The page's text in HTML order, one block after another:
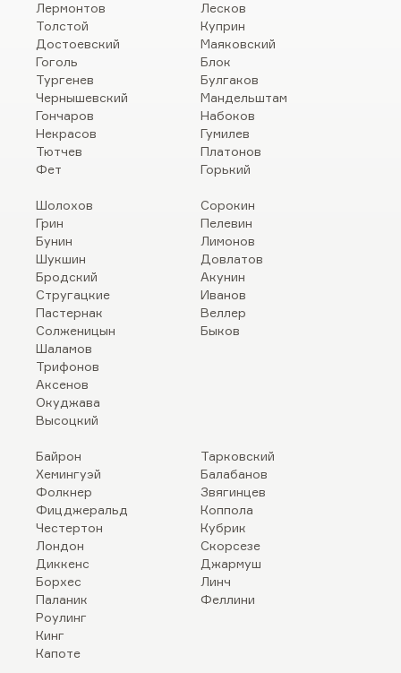
Лермонтов
Толстой
Достоевский
Гоголь
Тургенев
Чернышевский
Гончаров
Некрасов
Тютчев
Фет
Лесков
Куприн
Маяковский
Блок
Булгаков
Мандельштам
Набоков
Гумилев
Платонов
Горький
Шолохов
Грин
Бунин
Шукшин
Бродский
Стругацкие
Пастернак
Солженицын
Шаламов
Трифонов
Аксенов
Окуджава
Высоцкий
Сорокин
Пелевин
Лимонов
Довлатов
Акунин
Иванов
Веллер
Быков
Байрон
Хемингуэй
Фолкнер
Фицджеральд
Честертон
Лондон
Диккенс
Борхес
Паланик
Роулинг
Кинг
Капоте
Тарковский
Балабанов
Звягинцев
Коппола
Кубрик
Скорсезе
Джармуш
Линч
Феллини